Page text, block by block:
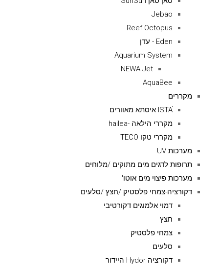
Jebao
Reef Octopus
Eden - עדן
Aquarium System
NEWA Jet
AquaBee
מקררים
ISTAׁׂ איסתא מאוורים
מקררי הילאה -hailea
מקררי טקו TECO
מערכות UV
תרופות לדגים מים מתוקים /מלוחים
מערכות פיצוי מים אוטו'
דקורציה-צמחי פלסטיק /חצץ /סלעים
דמוי אלמוגים דקורטיבי
חצץ
צמחי פלסטיק
סלעים
דקורציה Hydor היידור